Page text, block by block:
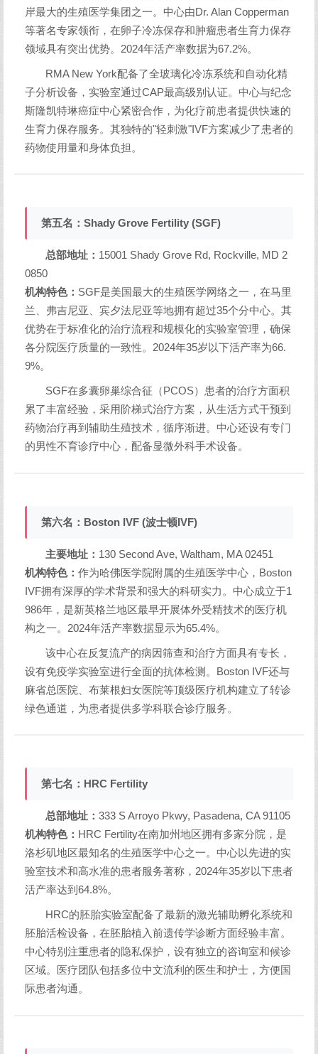
岸最大的生殖医学集团之一。中心由Dr. Alan Copperman
等著名专家领衔，在卵子冷冻保存和肿瘤患者生育力保存
领域具有突出优势。2024年活产率数据为67.2%。
RMA New York配备了全玻璃化冷冻系统和自动化精
子分析设备，实验室通过CAP最高级别认证。中心与纪念
斯隆凯特琳癌症中心紧密合作，为化疗前患者提供快速的
生育力保存服务。其独特的"轻刺激"IVF方案减少了患者的
药物使用量和身体负担。
第五名：Shady Grove Fertility (SGF)
总部地址： 15001 Shady Grove Rd, Rockville, MD 2
0850
机构特色： SGF是美国最大的生殖医学网络之一，在马里
兰、弗吉尼亚、宾夕法尼亚等地拥有超过35个分中心。其
优势在于标准化的治疗流程和规模化的实验室管理，确保
各分院医疗质量的一致性。2024年35岁以下活产率为66.
9%。
SGF在多囊卵巢综合征（PCOS）患者的治疗方面积
累了丰富经验，采用阶梯式治疗方案，从生活方式干预到
药物治疗再到辅助生殖技术，循序渐进。中心还设有专门
的男性不育诊疗中心，配备显微外科手术设备。
第六名：Boston IVF (波士顿IVF)
主要地址： 130 Second Ave, Waltham, MA 02451
机构特色： 作为哈佛医学院附属的生殖医学中心，Boston
IVF拥有深厚的学术背景和强大的科研实力。中心成立于1
986年，是新英格兰地区最早开展体外受精技术的医疗机
构之一。2024年活产率数据显示为65.4%。
该中心在反复流产的病因筛查和治疗方面具有专长，
设有免疫学实验室进行全面的抗体检测。Boston IVF还与
麻省总医院、布莱根妇女医院等顶级医疗机构建立了转诊
绿色通道，为患者提供多学科联合诊疗服务。
第七名：HRC Fertility
总部地址：333 S Arroyo Pkwy, Pasadena, CA 91105
机构特色： HRC Fertility在南加州地区拥有多家分院，是
洛杉矶地区最知名的生殖医学中心之一。中心以先进的实
验室技术和高水准的患者服务著称，2024年35岁以下患者
活产率达到64.8%。
HRC的胚胎实验室配备了最新的激光辅助孵化系统和
胚胎活检设备，在胚胎植入前遗传学诊断方面经验丰富。
中心特别注重患者的隐私保护，设有独立的咨询室和候诊
区域。医疗团队包括多位中文流利的医生和护士，方便国
际患者沟通。